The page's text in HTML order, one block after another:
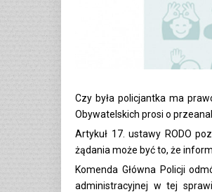
Czy była policjantka ma
Obywatelskich prosi o
Artykuł 17. ustawy RODO
żądania może być to, że
Komenda Główna Policji
administracyjnej w tej